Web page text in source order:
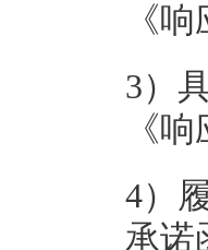
《
3）
《
4）
承诺